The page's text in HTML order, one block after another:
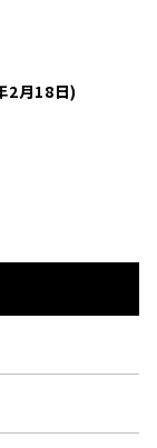
2月18日)